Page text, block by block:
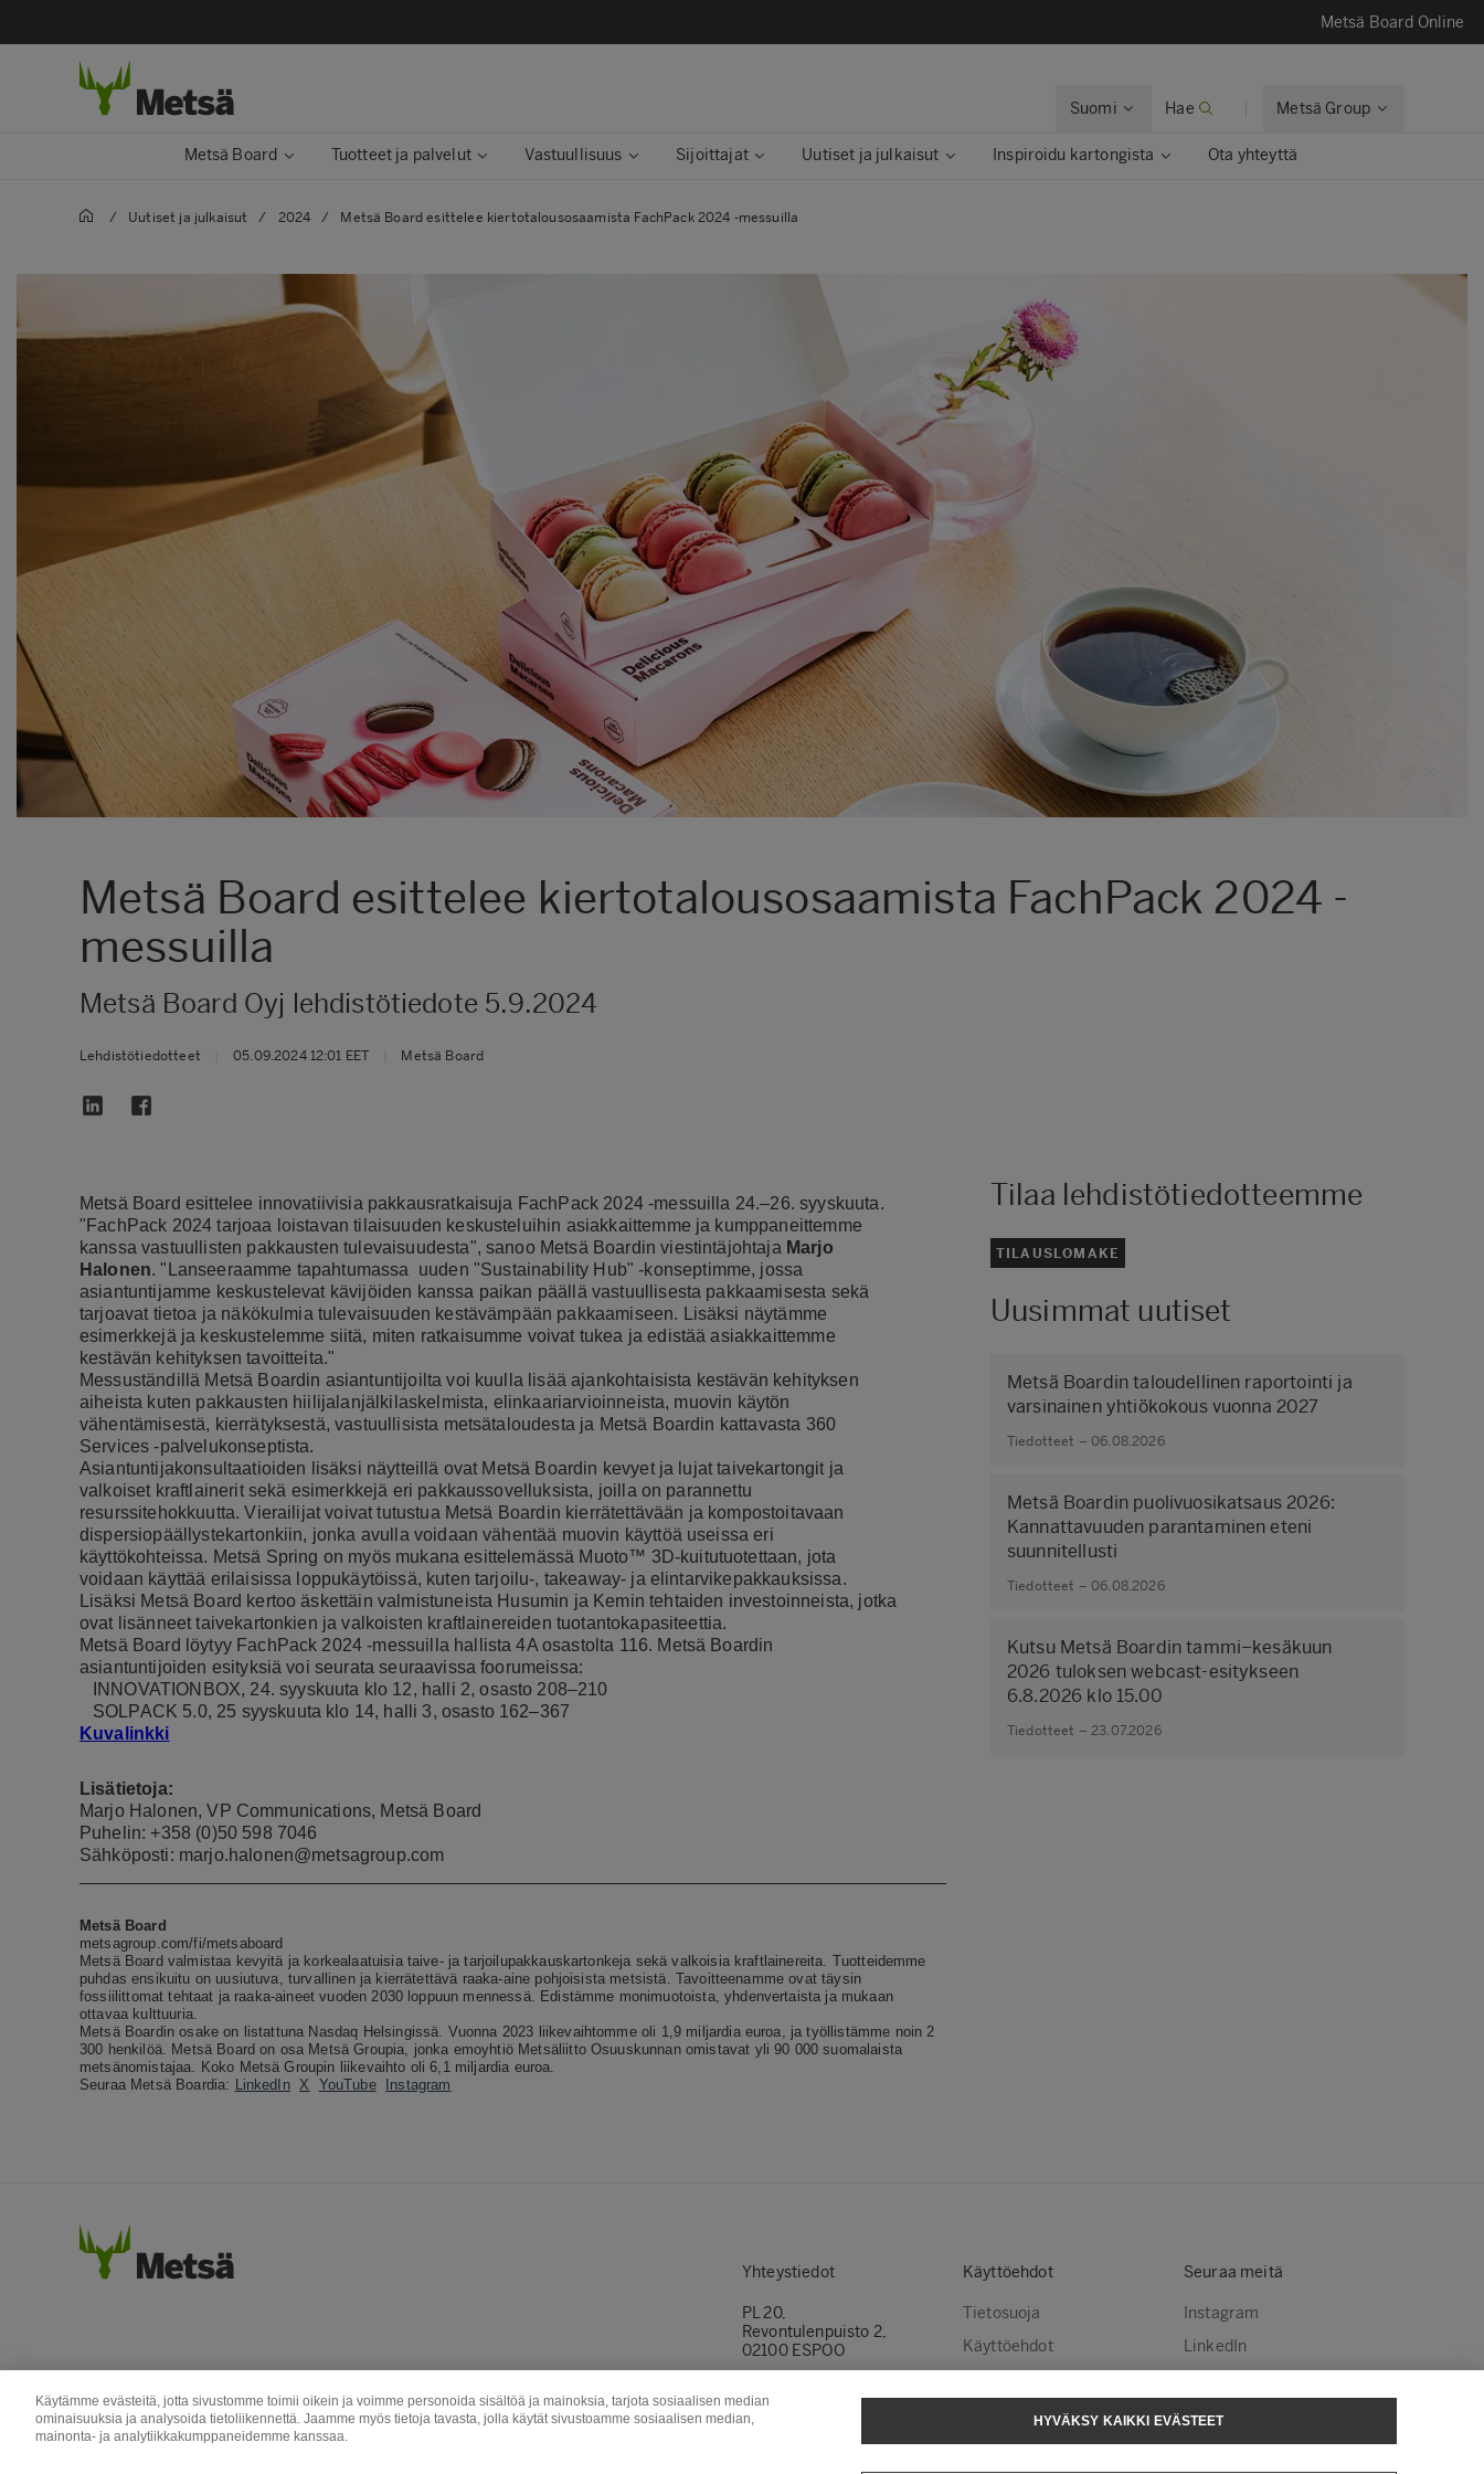
Metsä Board Online
Suomi Hae Metsä Group
Metsä Board Tuotteet ja palvelut Vastuullisuus Sijoittajat Uutiset ja julkaisut Inspiroidu kartongista Ota yhteyttä
/ Uutiset ja julkaisut / 2024 / Metsä Board esittelee kiertotalousosaamista FachPack 2024 -messuilla
Metsä Board esittelee kiertotalousosaamista FachPack 2024 -
messuilla
Metsä Board Oyj lehdistötiedote 5.9.2024
Lehdistötiedotteet 05.09.2024 12:01 EET Metsä Board
Metsä Board esittelee innovatiivisia pakkausratkaisuja FachPack 2024 -messuilla 24.–26. syyskuuta.
"FachPack 2024 tarjoaa loistavan tilaisuuden keskusteluihin asiakkaittemme ja kumppaneittemme
kanssa vastuullisten pakkausten tulevaisuudesta", sanoo Metsä Boardin viestintäjohtaja Marjo
Halonen. "Lanseeraamme tapahtumassa uuden "Sustainability Hub" -konseptimme, jossa
asiantuntijamme keskustelevat kävijöiden kanssa paikan päällä vastuullisesta pakkaamisesta sekä
tarjoavat tietoa ja näkökulmia tulevaisuuden kestävämpään pakkaamiseen. Lisäksi näytämme
esimerkkejä ja keskustelemme siitä, miten ratkaisumme voivat tukea ja edistää asiakkaittemme
kestävän kehityksen tavoitteita."
Messuständillä Metsä Boardin asiantuntijoilta voi kuulla lisää ajankohtaisista kestävän kehityksen
aiheista kuten pakkausten hiilijalanjälkilaskelmista, elinkaariarvioinneista, muovin käytön
vähentämisestä, kierrätyksestä, vastuullisista metsätaloudesta ja Metsä Boardin kattavasta 360
Services -palvelukonseptista.
Asiantuntijakonsultaatioiden lisäksi näytteillä ovat Metsä Boardin kevyet ja lujat taivekartongit ja
valkoiset kraftlainerit sekä esimerkkejä eri pakkaussovelluksista, joilla on parannettu
resurssitehokkuutta. Vierailijat voivat tutustua Metsä Boardin kierrätettävään ja kompostoitavaan
dispersiopäällystekartonkiin, jonka avulla voidaan vähentää muovin käyttöä useissa eri
käyttökohteissa. Metsä Spring on myös mukana esittelemässä Muoto™ 3D-kuitutuotettaan, jota
voidaan käyttää erilaisissa loppukäytöissä, kuten tarjoilu-, takeaway- ja elintarvikepakkauksissa.
Lisäksi Metsä Board kertoo äskettäin valmistuneista Husumin ja Kemin tehtaiden investoinneista, jotka
ovat lisänneet taivekartonkien ja valkoisten kraftlainereiden tuotantokapasiteettia.
Metsä Board löytyy FachPack 2024 -messuilla hallista 4A osastolta 116. Metsä Boardin
asiantuntijoiden esityksiä voi seurata seuraavissa foorumeissa:
INNOVATIONBOX, 24. syyskuuta klo 12, halli 2, osasto 208–210
SOLPACK 5.0, 25 syyskuuta klo 14, halli 3, osasto 162–367
Kuvalinkki
Lisätietoja:
Marjo Halonen, VP Communications, Metsä Board
Puhelin: +358 (0)50 598 7046
Sähköposti: marjo.halonen@metsagroup.com
Metsä Board
metsagroup.com/fi/metsaboard
Metsä Board valmistaa kevyitä ja korkealaatuisia taive- ja tarjoilupakkauskartonkeja sekä valkoisia kraftlainereita. Tuotteidemme
puhdas ensikuitu on uusiutuva, turvallinen ja kierrätettävä raaka-aine pohjoisista metsistä. Tavoitteenamme ovat täysin
fossiilittomat tehtaat ja raaka-aineet vuoden 2030 loppuun mennessä. Edistämme monimuotoista, yhdenvertaista ja mukaan
ottavaa kulttuuria.
Metsä Boardin osake on listattuna Nasdaq Helsingissä. Vuonna 2023 liikevaihtomme oli 1,9 miljardia euroa, ja työllistämme noin 2
300 henkilöä. Metsä Board on osa Metsä Groupia, jonka emoyhtiö Metsäliitto Osuuskunnan omistavat yli 90 000 suomalaista
metsänomistajaa.
Koko Metsä Groupin liikevaihto oli 6,1 miljardia euroa.
Seuraa Metsä Boardia:
LinkedIn X YouTube Instagram
Tilaa lehdistötiedotteemme
TILAUSLOMAKE
Uusimmat uutiset
Metsä Boardin taloudellinen raportointi ja
varsinainen yhtiökokous vuonna 2027
Tiedotteet – 06.08.2026
Metsä Boardin puolivuosikatsaus 2026:
Kannattavuuden parantaminen eteni
suunnitellusti
Tiedotteet – 06.08.2026
Kutsu Metsä Boardin tammi–kesäkuun
2026 tuloksen webcast-esitykseen
6.8.2026 klo 15.00
Tiedotteet – 23.07.2026
Yhteystiedot
PL 20,
Revontulenpuisto 2,
02100 ESPOO
Ota yhteyttä
Käyttöehdot
Tietosuoja
Käyttöehdot
Evästeasetukset
Seuraa meitä
Instagram
LinkedIn
Käytämme evästeitä, jotta sivustomme toimii oikein ja voimme personoida sisältöä ja mainoksia, tarjota sosiaalisen median
ominaisuuksia ja analysoida tietoliikennettä. Jaamme myös tietoja tavasta, jolla käytät sivustoamme sosiaalisen median,
mainonta- ja analytiikkakumppaneidemme kanssaa.
HYVÄKSY KAIKKI EVÄSTEET